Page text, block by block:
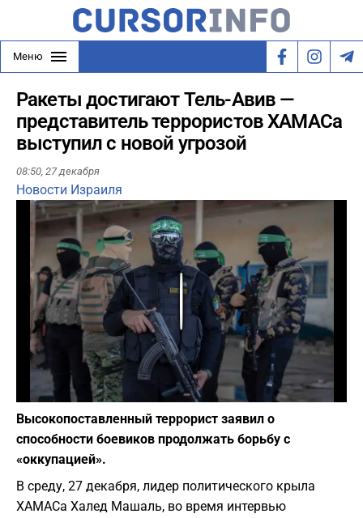
Меню
Ракеты достигают Тель-Авив —
представитель террористов ХАМАСа
выступил с новой угрозой
08:50, 27 декабря
Новости Израиля
Play
Фото: depositphotos.com
Высокопоставленный террорист заявил о
способности боевиков продолжать борьбу с
«оккупацией».
В среду, 27 декабря, лидер политического крыла
ХАМАСа Халед Машаль, во время интервью